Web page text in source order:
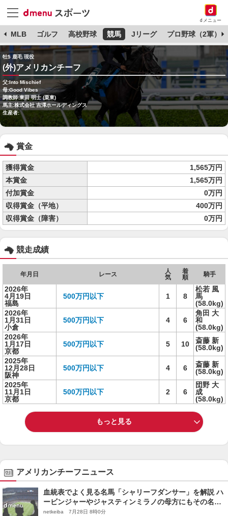
dメニュー
MLB ゴルフ 高校野球 競馬 Jリーグ プロ野球（2軍）
牡5 鹿毛 現役
(外)アメリカンチーフ
父:Into Mischief
母:Good Vibes
調教師:東田 明士 (栗東)
馬主:株式会社 吉澤ホールディングス
生産者:
賞金
獲得賞金
1,565万円
本賞金
1,565万円
付加賞金
0万円
収得賞金（平地）
400万円
収得賞金（障害）
0万円
競走成績
年月日 レース
人
気
着
順
騎手
2026年
4月19日
福島
500万円以下 1 8
松若 風
馬
(58.0kg)
2026年
1月31日
小倉
500万円以下 4 6
角田 大
和
(58.0kg)
2026年
1月17日
京都
500万円以下 5 10
斎藤 新
(58.0kg)
2025年
12月28日
阪神
500万円以下 4 6
斎藤 新
(58.0kg)
2025年
11月1日
京都
500万円以下 2 6
団野 大
成
(58.0kg)
もっと見る
アメリカンチーフニュース
血統表でよく見る名馬「シャリーフダンサー」を解説 ハ
ービンジャーやジャスティンミラノの母方にもその名を
刻む
netkeiba 7月28日 8時0分